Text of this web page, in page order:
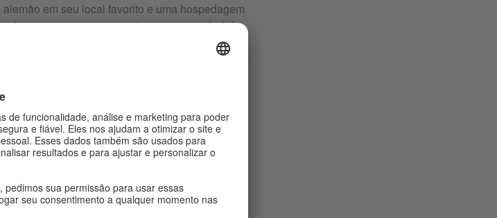
em seu local favorito e uma hospedagem
apuraremos em conjunto em que nível de
ser realizadas. Para tal fará online ou no
um curso para o seu nível online, intensivo ou
neles e visam um uso autônomo da língua.
que lhe facultam a máxima competência
cursos de línguas correspondem ao
Todos os exames do Goethe-Institut são